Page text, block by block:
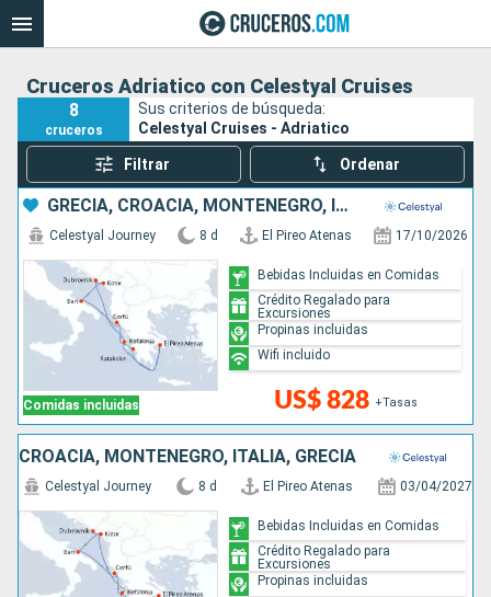
Cruceros Adriatico con Celestyal Cruises
8
cruceros
Sus criterios de búsqueda:
Celestyal Cruises - Adriatico
Filtrar Ordenar
GRECIA, CROACIA, MONTENEGRO, ITALIA
Comidas incluidas
Celestyal Journey 8 d El Pireo Atenas 17/10/2026
US$ 828 +Tasas
Bebidas Incluidas en Comidas
Crédito Regalado para
Excursiones
Propinas incluidas
Wifi incluido
CROACIA, MONTENEGRO, ITALIA, GRECIA
Celestyal Journey 8 d El Pireo Atenas 03/04/2027
Bebidas Incluidas en Comidas
Crédito Regalado para
Excursiones
Propinas incluidas